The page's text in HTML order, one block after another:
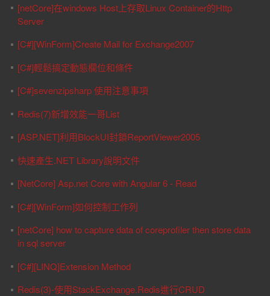
[netCore]在windows Host上存取Linux Container的Http
Server
[C#][WinForm]Create Mail for Exchange2007
[C#]輕鬆搞定動態欄位和條件
[C#]sevenzipsharp 使用注意事項
Redis(7)新增效能一哥List
[ASP.NET]利用BlockUI封鎖ReportViewer2005
快速產生.NET Library說明文件
[NetCore] Asp.net Core with Angular 6 - Read
[C#][WinForm]如何控制工作列
[netCore] how to capture data of coreprofiler then store data
in sql server
[C#][LINQ]Extension Method
Redis(3)-使用StackExchange.Redis進行CRUD